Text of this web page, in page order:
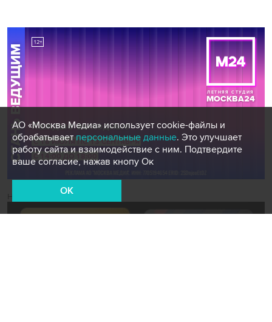
Новости СМИ2
АО «Москва Медиа» использует cookie-файлы и
обрабатывает персональные данные. Это улучшает
работу сайта и взаимодействие с ним. Подтвердите
ваше согласие, нажав кнопу Ок
OK